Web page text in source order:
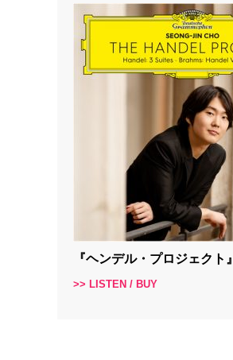
『ヘンデル・プロジェクト』
>> LISTEN / BUY